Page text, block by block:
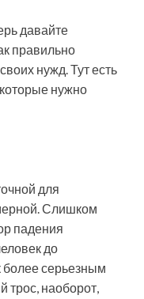
давайте
правильно
нужд. Тут есть
нужно
для
Слишком
падения
до
более серьезным
трос, наоборот,